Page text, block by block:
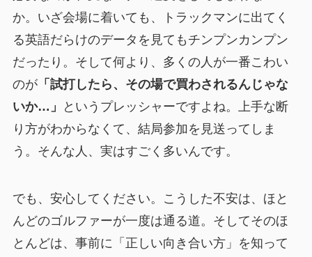
か。いざ会場に着いても、トラックマンに出てく
る英語だらけのデータを見てもチンプンカンプン
だったり。そして何より、多くの人が一番こわい
のが「試打したら、その場で買わされるんじゃな
いか…」
というプレッシャーですよね。上手な断
り方がわからなくて、結局参加を見送ってしま
う。そんな人、実はすごく多いんです。
でも、安心してください。こうした不安は、ほと
んどのゴルファーが一度は通る道。そしてそのほ
とんどは、事前に「正しい向き合い方」を知って